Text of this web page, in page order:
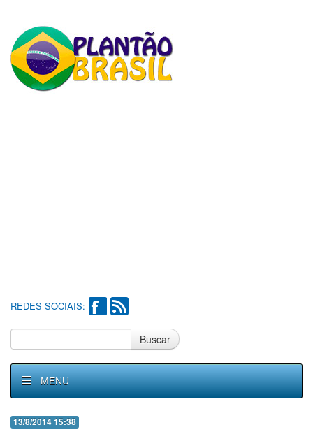
REDES SOCIAIS:
Buscar
MENU
13/8/2014 15:38